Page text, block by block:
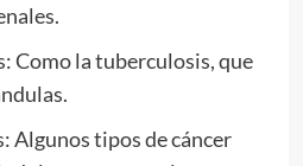
Como la tuberculosis, que
Algunos tipos de cáncer